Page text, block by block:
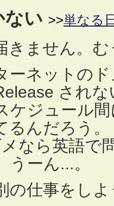
ない >>単なる
きません。む
ーネットの
されな
ケジュール
んだろう。
なら英語で
うーん...。
の仕事をし